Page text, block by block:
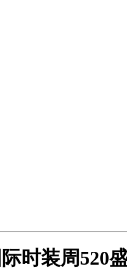
时装周520